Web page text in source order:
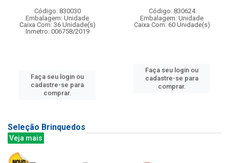
Código: 830030
Embalagem: Unidade
Caixa Com: 36 Unidade(s)
Inmetro: 006758/2019
Faça seu login ou
cadastre-se para
comprar.
Código: 830624
Embalagem: Unidade
Caixa Com: 60 Unidade(s)
Faça seu login ou
cadastre-se para
comprar.
Seleção Brinquedos
Veja mais